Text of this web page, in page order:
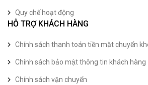
Quy chế hoạt động
HỖ TRỢ KHÁCH HÀNG
Chính sách thanh toán tiền mặt chuyển
Chính sách bảo mật thông tin khách hàng
Chính sách vận chuyển